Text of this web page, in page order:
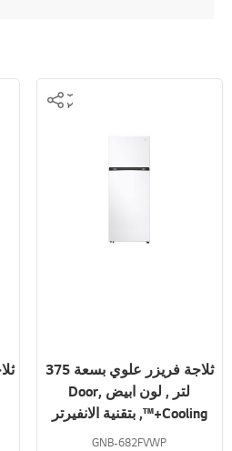
ثلاجة فريزر علوي بسعة 375
لتر , لون ابيض ,Door
Cooling+™, بتقنية الانفيرتر
الذكي
GNB-682FVWP